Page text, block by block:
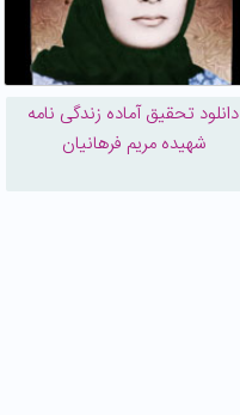
دانلود تحقیق آماده زندگی نامه
شهیده مریم فرهانیان